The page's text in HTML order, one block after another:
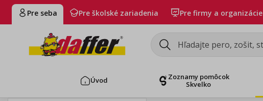
Pre seba Pre školské zariadenia Pre firmy a organizácie
Úvod
Zoznamy pomôcok
Skvelko